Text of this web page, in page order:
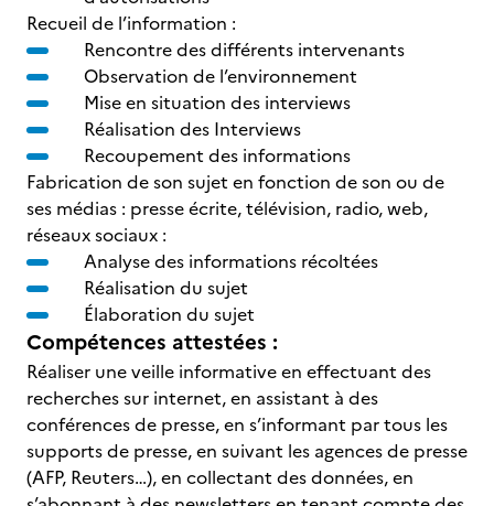
Recueil de l’information :
Rencontre des différents intervenants
Observation de l’environnement
Mise en situation des interviews
Réalisation des Interviews
Recoupement des informations
Fabrication de son sujet en fonction de son ou de
ses médias : presse écrite, télévision, radio, web,
réseaux sociaux :
Analyse des informations récoltées
Réalisation du sujet
Élaboration du sujet
Compétences attestées :
Réaliser une veille informative en effectuant des
recherches sur internet, en assistant à des
conférences de presse, en s’informant par tous les
supports de presse, en suivant les agences de presse
(AFP, Reuters…), en collectant des données, en